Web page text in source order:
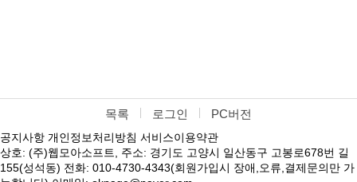
목록 로그인 PC버전
공지사항 개인정보처리방침 서비스이용약관
상호: (주)웹모아소프트, 주소: 경기도 고양시 일산동구 고봉로678번 길
155(성석동) 전화: 010-4730-4343(회원가입시 장애,오류,결제문의만 가